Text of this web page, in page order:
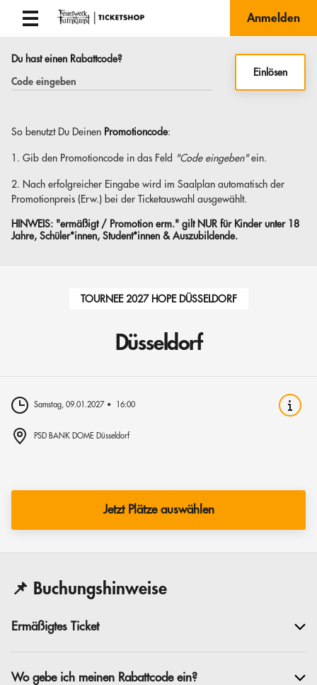
Anmelden
Du hast einen Rabattcode?
Einlösen
So benutzt Du Deinen Promotioncode:
1. Gib den Promotioncode in das Feld "Code eingeben"ein.
2. Nach erfolgreicher Eingabe wird im Saalplan automatisch der
Promotionpreis (Erw.) bei der Ticketauswahl ausgewählt.
HINWEIS: "ermäßigt / Promotion erm." gilt NUR für Kinder unter 18
Jahre, Schüler*innen, Student*innen & Auszubildende.
TOURNEE 2027 HOPE DÜSSELDORF
Düsseldorf
Samstag, 09.01.2027 16:00
PSD BANK DOME Düsseldorf
Jetzt Plätze auswählen
📌 Buchungshinweise
Ermäßigtes Ticket
Wo gebe ich meinen Rabattcode ein?